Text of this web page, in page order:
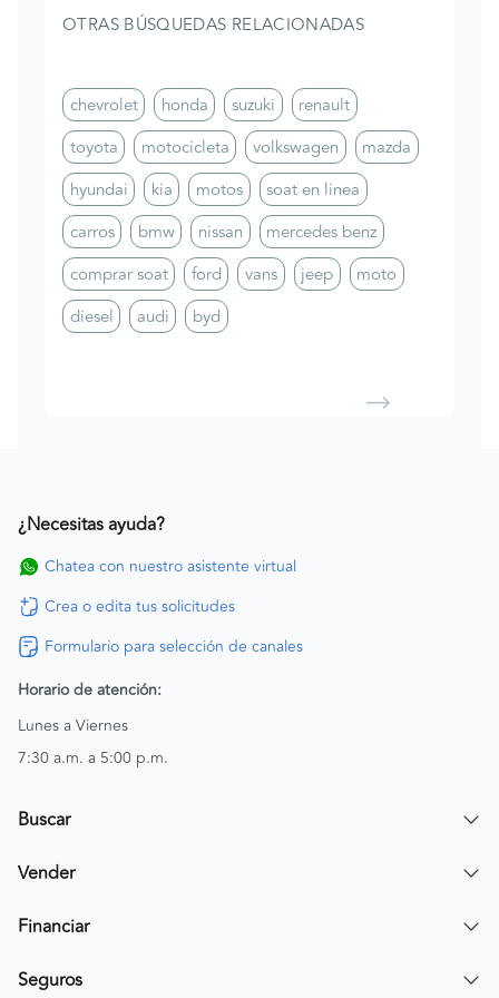
OTRAS BÚSQUEDAS RELACIONADAS
chevrolet honda suzuki
renault
toyota
motocicleta volkswagen
mazda
hyundai
kia motos
soat en linea
carros
bmw nissan
mercedes benz
comprar soat
ford vans jeep
moto
diesel
audi byd
¿Necesitas ayuda?
Chatea con nuestro asistente virtual
Crea o edita tus solicitudes
Formulario para selección de canales
Horario de atención:
Lunes a Viernes
7:30 a.m. a 5:00 p.m.
Buscar
Encuentra un carro
Vender
Publicar mi vehículo
Financiar
Simular crédito
Seguros